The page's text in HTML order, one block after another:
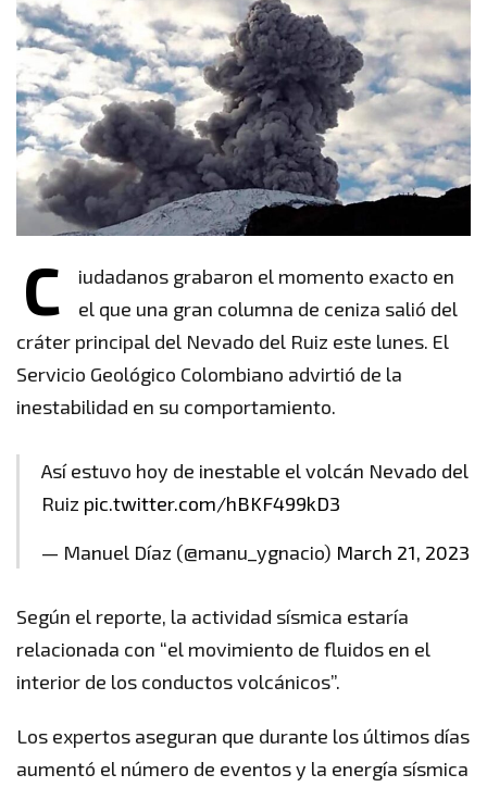
C
iudadanos grabaron el momento exacto en
el que una gran columna de ceniza salió del
cráter principal del Nevado del Ruiz este lunes. El
Servicio Geológico Colombiano advirtió de la
inestabilidad en su comportamiento.
Así estuvo hoy de inestable el volcán Nevado del
Ruiz pic.twitter.com/hBKF499kD3
— Manuel Díaz (@manu_ygnacio) March 21, 2023
Según el reporte, la actividad sísmica estaría
relacionada con “el movimiento de fluidos en el
interior de los conductos volcánicos”.
Los expertos aseguran que durante los últimos días
aumentó el número de eventos y la energía sísmica